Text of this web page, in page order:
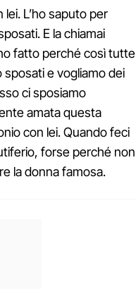
L’ho saputo per
E la chiamai
fatto perché così tutte
sposati e vogliamo dei
ci sposiamo
amata questa
con lei. Quando feci
forse perché non
la donna famosa.